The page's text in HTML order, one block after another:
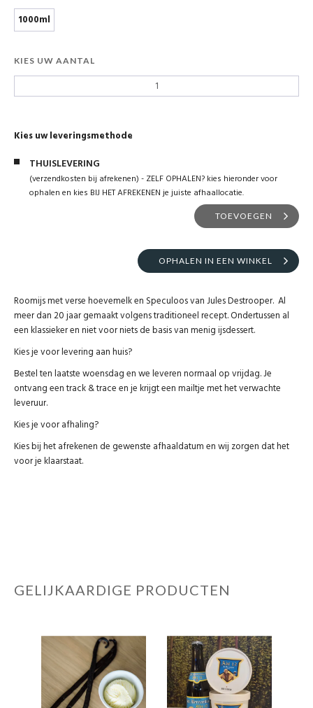
1000ml
KIES UW AANTAL
Kies uw leveringsmethode
THUISLEVERING
(verzendkosten bij afrekenen) - ZELF OPHALEN? kies hieronder voor
ophalen en kies BIJ HET AFREKENEN je juiste afhaallocatie.
TOEVOEGEN
OPHALEN IN EEN WINKEL
Roomijs met verse hoevemelk en Speculoos van Jules Destrooper. Al
meer dan 20 jaar gemaakt volgens traditioneel recept. Ondertussen al
een klassieker en niet voor niets de basis van menig ijsdessert.
Kies je voor levering aan huis?
Bestel ten laatste woensdag en we leveren normaal op vrijdag. Je
ontvang een track & trace en je krijgt een mailtje met het verwachte
leveruur.
Kies je voor afhaling?
Kies bij het afrekenen de gewenste afhaaldatum en wij zorgen dat het
voor je klaarstaat.
GELIJKAARDIGE PRODUCTEN